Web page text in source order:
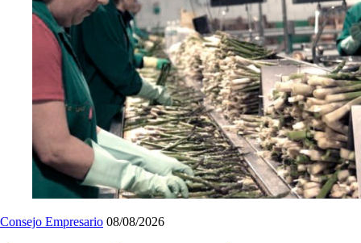
Consejo Empresario 08/08/2026